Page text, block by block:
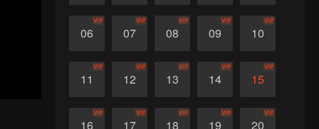
06
VIP
07
VIP
08
VIP
09
VIP
10
VIP
11
VIP
12
VIP
13
VIP
14
VIP
15
VIP
16
VIP
17
VIP
18
VIP
19
VIP
20
VIP